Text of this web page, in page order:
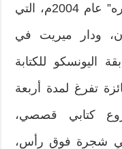
ثم مجموعة “موت لا أعرف شعائره” عام 2004م، التي
ودار ميريت في
اليونسكو للكتابة
الجائزة تفرغ لمدة أربعة
كتابي قصصي،
شجرة فوق رأس،